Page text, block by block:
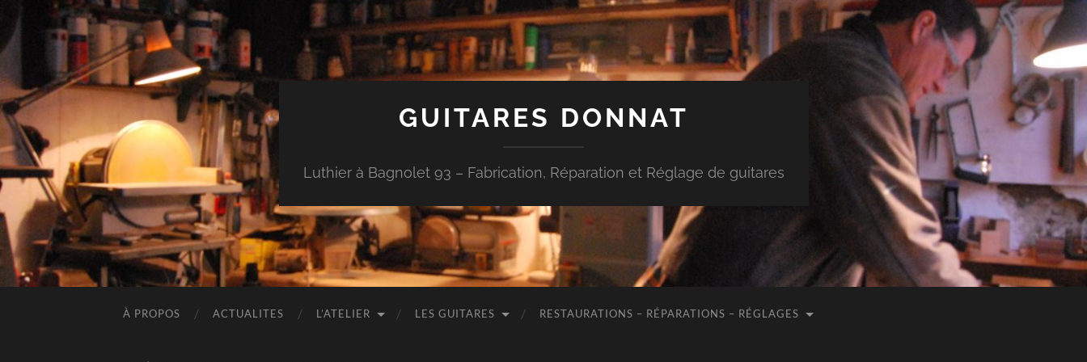
GUITARES DONNAT
Luthier à Bagnolet 93 – Fabrication, Réparation et Réglage de guitares
À PROPOS ACTUALITES L’ATELIER LES GUITARES RESTAURATIONS – RÉPARATIONS – RÉGLAGES